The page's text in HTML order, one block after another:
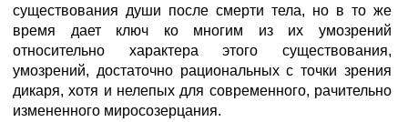
существования души после смерти тела, но в то же
время дает ключ ко многим из их умозрений
относительно характера этого существования,
умозрений, достаточно рациональных с точки зрения
дикаря, хотя и нелепых для современного, рачительно
измененного миросозерцания.